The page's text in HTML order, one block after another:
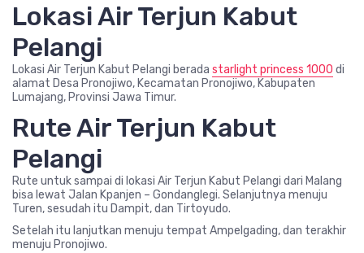
Lokasi Air Terjun Kabut
Pelangi
Lokasi Air Terjun Kabut Pelangi berada starlight princess 1000 di
alamat Desa Pronojiwo, Kecamatan Pronojiwo, Kabupaten
Lumajang, Provinsi Jawa Timur.
Rute Air Terjun Kabut
Pelangi
Rute untuk sampai di lokasi Air Terjun Kabut Pelangi dari Malang
bisa lewat Jalan Kpanjen – Gondanglegi. Selanjutnya menuju
Turen, sesudah itu Dampit, dan Tirtoyudo.
Setelah itu lanjutkan menuju tempat Ampelgading, dan terakhir
menuju Pronojiwo.